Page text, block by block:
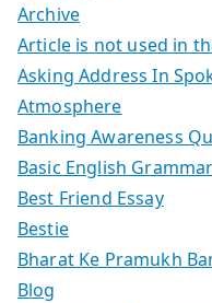
Archive
Article is not used in
Asking Address In
Atmosphere
Banking Awareness
Basic English Grammar
Best Friend Essay
Bestie
Bharat Ke Pramukh
Blog